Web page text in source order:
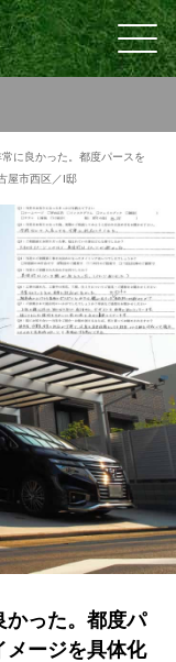
に良かった。都度パースを
屋市西区／I邸
かった。都度パ
メージを具体化